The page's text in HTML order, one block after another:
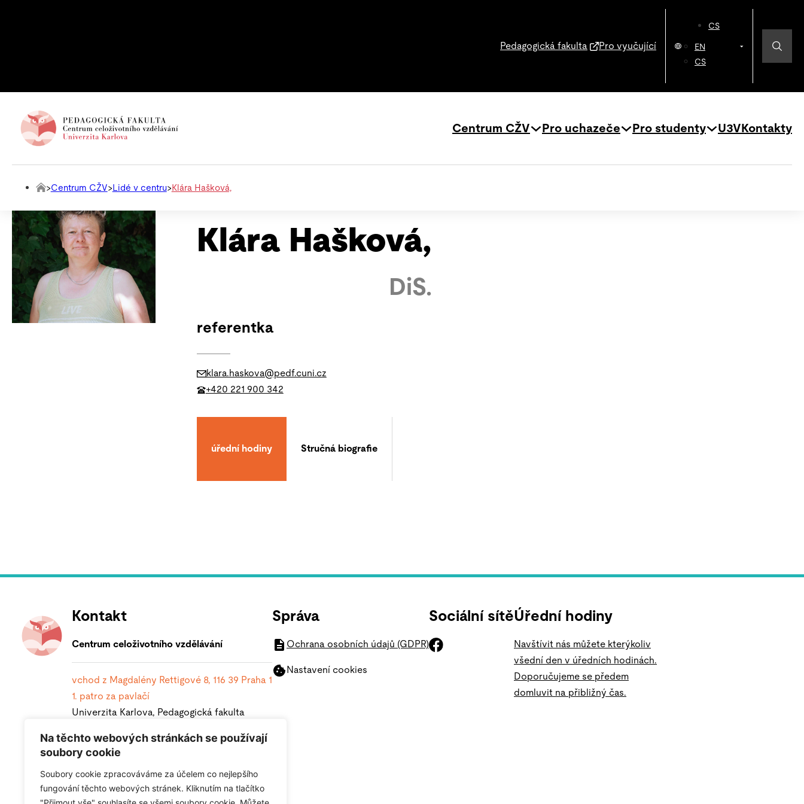
Na těchto webových stránkách se používají
soubory cookie
Soubory cookie zpracováváme za účelem co nejlepšího
fungování těchto webových stránek. Kliknutím na tlačítko
Pedagogická fakulta Pro vyučující
CS
EN
CS
Centrum CŽV Pro uchazeče Pro studenty U3V Kontakty
>Centrum CŽV> Lidé v centru> Klára Hašková,
Bc.
Klára Hašková,
DiS.
referentka
klara.haskova@pedf.cuni.cz
+420 221 900 342
úřední hodiny Stručná biografie
Kontakt
Centrum celoživotního vzdělávání
vchod z Magdalény Rettigové 8, 116 39 Praha 1
1. patro za pavlačí
Univerzita Karlova, Pedagogická fakulta
Magdalény Rettigové 4
116 39 Praha 1
221 900 342
Správa
Ochrana osobních údajů (GDPR)
Nastavení cookies
Sociální sítěÚřední hodiny
Navštívit nás můžete kterýkoliv
všední den v úředních hodinách.
Doporučujeme se předem
domluvit na přibližný čas.